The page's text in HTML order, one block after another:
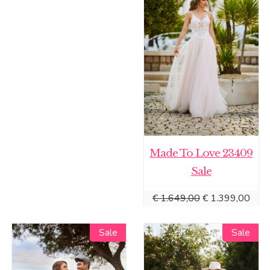
Made To Love 23409
Sale
€1.649,00Oorspronkelijke
was:
€ 1.649,00.
€1.399,00
is:
€
Sale Sale